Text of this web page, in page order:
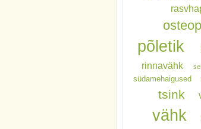
põletik
rinnavähk
südamehaigused
tsink
vähk